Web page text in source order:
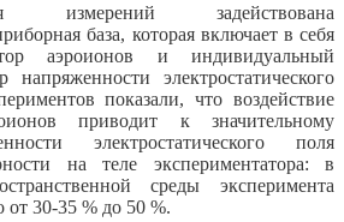
измерений задействована
база, которая включает в себя
аэроионов и индивидуальный
напряженности электростатического
показали, что воздействие
приводит к значительному
электростатического поля
на теле экспериментатора: в
среды эксперимента
от 30-35 % до 50 %.